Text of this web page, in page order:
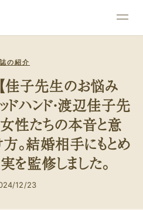
の紹介
子先生のお悩み
ハンド・渡辺佳子先
性たちの本音と意
。結婚相手にもとめ
を監修しました。
12/23